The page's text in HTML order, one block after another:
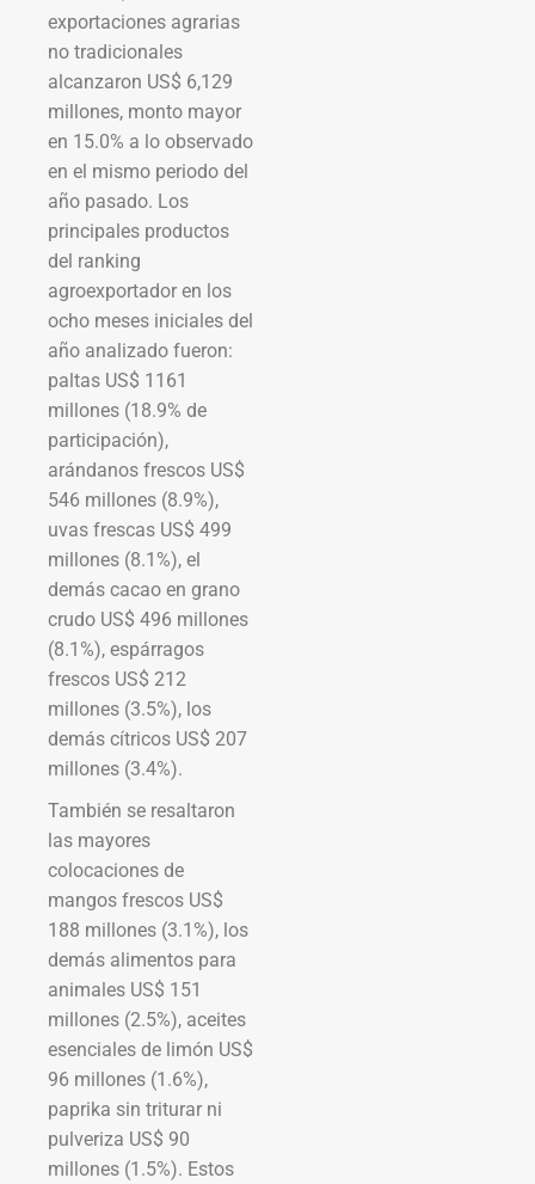
exportaciones agrarias
no tradicionales
alcanzaron US$ 6,129
millones, monto mayor
en 15.0% a lo observado
en el mismo periodo del
año pasado. Los
principales productos
del ranking
agroexportador en los
ocho meses iniciales del
año analizado fueron:
paltas US$ 1161
millones (18.9% de
participación),
arándanos frescos US$
546 millones (8.9%),
uvas frescas US$ 499
millones (8.1%), el
demás cacao en grano
crudo US$ 496 millones
(8.1%), espárragos
frescos US$ 212
millones (3.5%), los
demás cítricos US$ 207
millones (3.4%).
También se resaltaron
las mayores
colocaciones de
mangos frescos US$
188 millones (3.1%), los
demás alimentos para
animales US$ 151
millones (2.5%), aceites
esenciales de limón US$
96 millones (1.6%),
paprika sin triturar ni
pulveriza US$ 90
millones (1.5%). Estos